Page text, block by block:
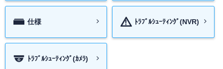
仕様 ﾄﾗﾌﾞﾙｼｭｰﾃｨﾝｸﾞ(NVR)
ﾄﾗﾌﾞﾙｼｭｰﾃｨﾝｸﾞ(ｶﾒﾗ)